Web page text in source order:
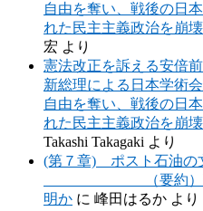
自由を奪い、戦後の日
れた民主主義政治を崩
宏 より
憲法改正を訴える安倍
新総理による日本学術
自由を奪い、戦後の日
れた民主主義政治を崩
Takashi Takagaki より
(第７章) ポスト石
（要約）現代石
明か に 峰田はるか より